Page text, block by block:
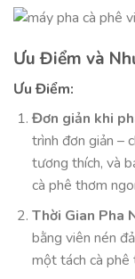
Ưu Điểm và
Ưu Điểm:
Đơn giản khi
trình đơn giản –
tương thích, và
cà phê thơm
Thời Gian Pha
bằng viên nén
một tách cà